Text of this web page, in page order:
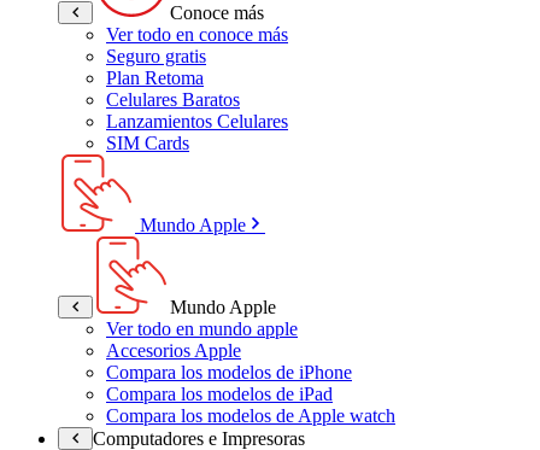
Conoce más
Ver todo en conoce más
Seguro gratis
Plan Retoma
Celulares Baratos
Lanzamientos Celulares
SIM Cards
Mundo Apple
Mundo Apple
Ver todo en mundo apple
Accesorios Apple
Compara los modelos de iPhone
Compara los modelos de iPad
Compara los modelos de Apple watch
Computadores e Impresoras